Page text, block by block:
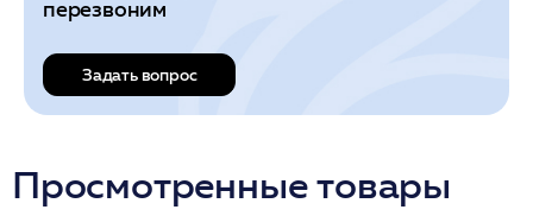
перезвоним
Задать вопрос
Просмотренные товары